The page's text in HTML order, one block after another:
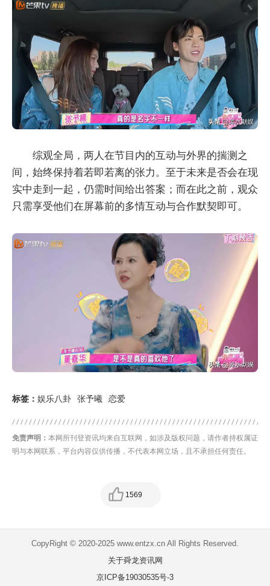
综观全局，两人在节目内的互动与外界的揣测之
间，始终保持着若即若离的张力。至于未来是否会在现
实中走到一起，仍需时间给出答案；而在此之前，观众
只需享受他们在屏幕前的多情互动与合作默契即可。
标签： 娱乐八卦 张予曦 恋爱
免责声明： 本网所刊登资讯均来自互联网，如涉及版权问题，请作者持权属证
明与本网联系，平台内容仅供传播，不代表本网立场，且不承担任何责任。
1569
CopyRight © 2020-2025 www.entzx.cn All Rights Reserved.
关于舜龙资讯网
京ICP备19030535号-3